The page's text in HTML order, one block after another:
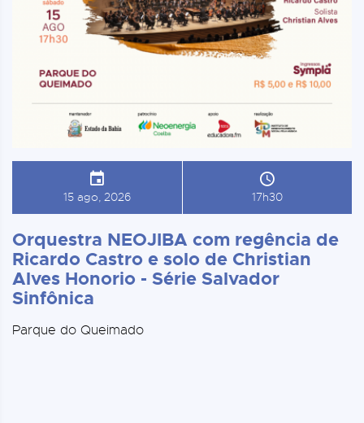
15 ago, 2026 17h30
Orquestra NEOJIBA com regência de
Ricardo Castro e solo de Christian
Alves Honorio - Série Salvador
Sinfônica
Parque do Queimado